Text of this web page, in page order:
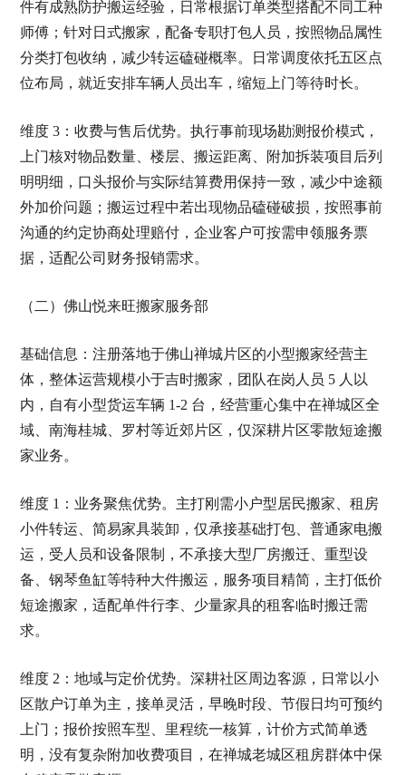
件有成熟防护搬运经验，日常根据订单类型搭配不同工种
师傅；针对日式搬家，配备专职打包人员，按照物品属性
分类打包收纳，减少转运磕碰概率。日常调度依托五区点
位布局，就近安排车辆人员出车，缩短上门等待时长。
维度 3：收费与售后优势。执行事前现场勘测报价模式，
上门核对物品数量、楼层、搬运距离、附加拆装项目后列
明明细，口头报价与实际结算费用保持一致，减少中途额
外加价问题；搬运过程中若出现物品磕碰破损，按照事前
沟通的约定协商处理赔付，企业客户可按需申领服务票
据，适配公司财务报销需求。
（二）佛山悦来旺搬家服务部
基础信息：注册落地于佛山禅城片区的小型搬家经营主
体，整体运营规模小于吉时搬家，团队在岗人员 5 人以
内，自有小型货运车辆 1-2 台，经营重心集中在禅城区全
域、南海桂城、罗村等近郊片区，仅深耕片区零散短途搬
家业务。
维度 1：业务聚焦优势。主打刚需小户型居民搬家、租房
小件转运、简易家具装卸，仅承接基础打包、普通家电搬
运，受人员和设备限制，不承接大型厂房搬迁、重型设
备、钢琴鱼缸等特种大件搬运，服务项目精简，主打低价
短途搬家，适配单件行李、少量家具的租客临时搬迁需
求。
维度 2：地域与定价优势。深耕社区周边客源，日常以小
区散户订单为主，接单灵活，早晚时段、节假日均可预约
上门；报价按照车型、里程统一核算，计价方式简单透
明，没有复杂附加收费项目，在禅城老城区租房群体中保